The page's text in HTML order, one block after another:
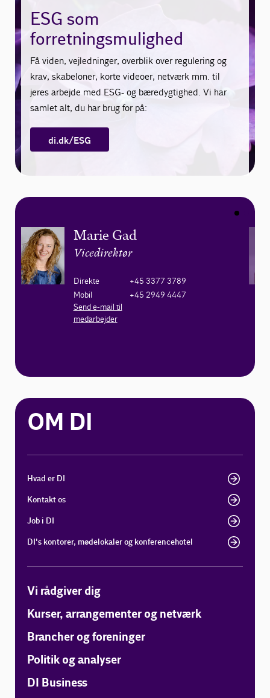
ESG som
forretningsmulighed
Få viden, vejledninger, overblik over regulering og
krav, skabeloner, korte videoer, netværk mm. til
jeres arbejde med ESG- og bæredygtighed. Vi har
samlet alt, du har brug for på:
di.dk/ESG
Marie Gad
Vicedirektør
Direkte
+45 3377 3789
Mobil
+45 2949 4447
Send e-mail til
medarbejder
OM DI
Hvad er DI
Kontakt os
Job i DI
DI's kontorer, mødelokaler og konferencehotel
Vi rådgiver dig
Kurser, arrangementer og netværk
Brancher og foreninger
Politik og analyser
DI Business